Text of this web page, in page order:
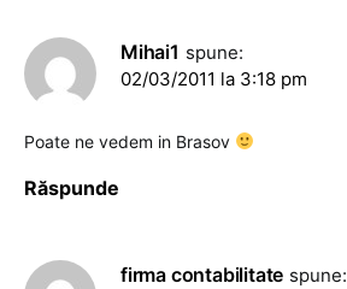
Mihai1 spune:
02/03/2011 la 3:18 pm
Poate ne vedem in Brasov
Răspunde
firma contabilitate spune: